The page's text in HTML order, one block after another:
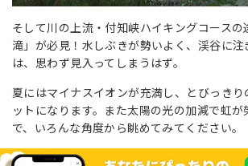
そして川の上流・付知峡ハイキングコース
滝」が必見！水しぶきが勢いよく、渓谷に注
は、思わず見入ってしまうはず。
夏にはマイナスイオンが充満し、とびっき
ットになります。また太陽の光の加減で虹
で、いろんな角度から眺めてみてください。